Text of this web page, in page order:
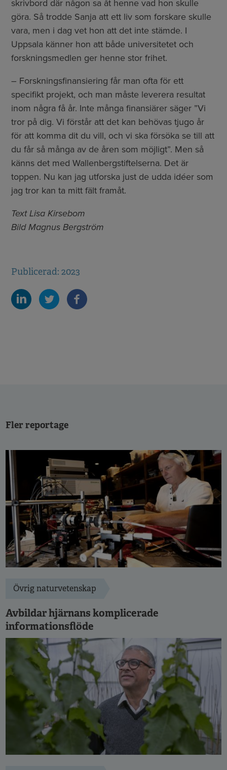
skrivbord där någon sa åt henne vad hon skulle
göra. Så trodde Sanja att ett liv som forskare skulle
vara, men i dag vet hon att det inte stämde. I
Uppsala känner hon att både universitetet och
forskningsmedlen ger henne stor frihet.
– Forskningsfinansiering får man ofta för ett
specifikt projekt, och man måste leverera resultat
inom några få år. Inte många finansiärer säger ”Vi
tror på dig. Vi förstår att det kan behövas tjugo år
för att komma dit du vill, och vi ska försöka se till att
du får så många av de åren som möjligt”. Men så
känns det med Wallenbergstiftelserna. Det är
toppen. Nu kan jag utforska just de udda idéer som
jag tror kan ta mitt fält framåt.
Text Lisa Kirsebom
Bild Magnus Bergström
Publicerad: 2023
Fler reportage
Övrig naturvetenskap
Avbildar hjärnans komplicerade
informationsflöde